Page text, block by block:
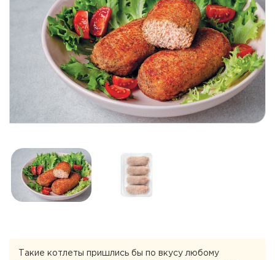
Такие котлеты пришлись бы по вкусу любому